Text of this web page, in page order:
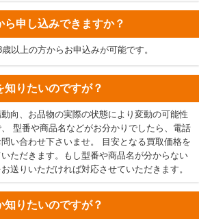
ら申し込みできますか？
以上の方からお申込みが可能です。
知りたいのですが？
向、お品物の実際の状態により変動の可能性
型番や商品名などがお分かりでしたら、電話
い合わせ下さいませ。 目安となる買取価格を
ただきます。もし型番や商品名が分からない
送りいただければ対応させていただきます。
知りたいのですが？